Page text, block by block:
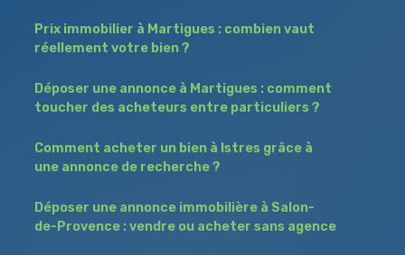
Prix immobilier à Martigues : combien vaut
réellement votre bien ?
Déposer une annonce à Martigues : comment
toucher des acheteurs entre particuliers ?
Comment acheter un bien à Istres grâce à
une annonce de recherche ?
Déposer une annonce immobilière à Salon-
de-Provence : vendre ou acheter sans agence